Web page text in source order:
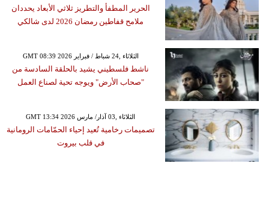
الحرير المطفأ والتطريز ثلاثي الأبعاد يحددان
ملامح قفاطين رمضان 2026 لدى شالكي
GMT 08:39 2026 الثلاثاء ,24 شباط / فبراير
ناشط فلسطيني يشيد بالحلقة السادسة من
"صحاب الأرض" ويوجه تحية لصناع العمل
GMT 13:34 2026 الثلاثاء ,03 آذار/ مارس
تصميمات رخامية تُعيد إحياء الحمّامات الرومانية
في قلب بيروت